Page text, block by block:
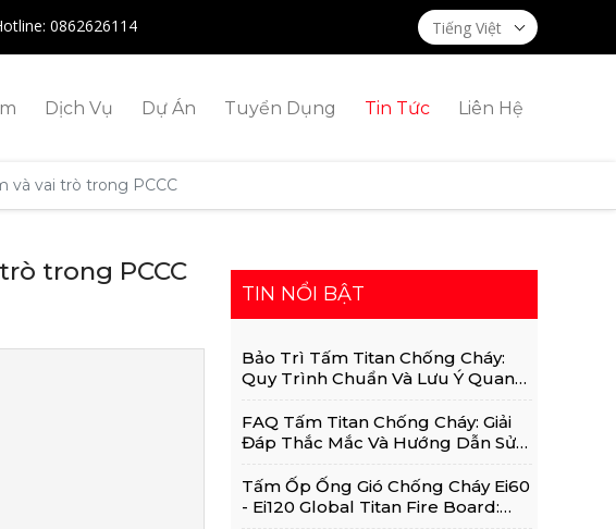
0862626114 Tiếng Việt
Dịch Vụ Dự Án Tuyển Dụng Tin Tức Liên Hệ
và vai trò trong PCCC
trong PCCC
TIN NỔI BẬT
Bảo Trì Tấm Titan Chống Cháy:
Quy Trình Chuẩn Và Lưu Ý Quan
FAQ Tấm Titan Chống Cháy: Giải
Đáp Thắc Mắc Và Hướng Dẫn Sử
Tấm Ốp Ống Gió Chống Cháy Ei60
- Ei120 Global Titan Fire Board: